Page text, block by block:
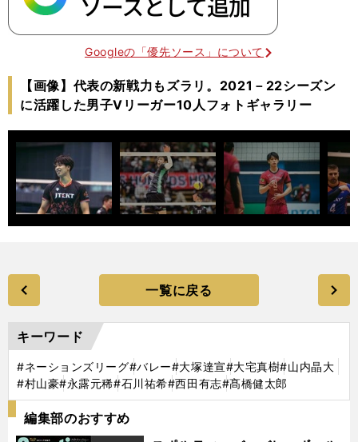
Googleの「優先ソース」について
【画像】代表の新戦力もズラリ。2021－22シーズン
に活躍した男子Vリーガー10人フォトギャラリー
一覧に戻る
キーワード
#ネーションズリーグ#バレー#大塚達宣#大宅真樹#山内晶大
#村山豪#永露元稀#石川祐希#西田有志#髙橋健太郎
編集部のおすすめ